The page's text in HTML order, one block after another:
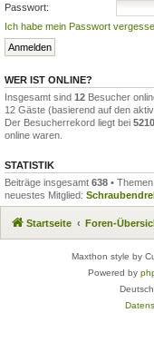
Passwort:
Ich habe mein Passwort
WER IST ONLINE?
Insgesamt sind 12 Besucher
12 Gäste (basierend auf den
Der Besucherrekord liegt bei 5210
online waren.
STATISTIK
Beiträge insgesamt 638 •
neuestes Mitglied:
Startseite Foren-
Maxthon style by
Powered by